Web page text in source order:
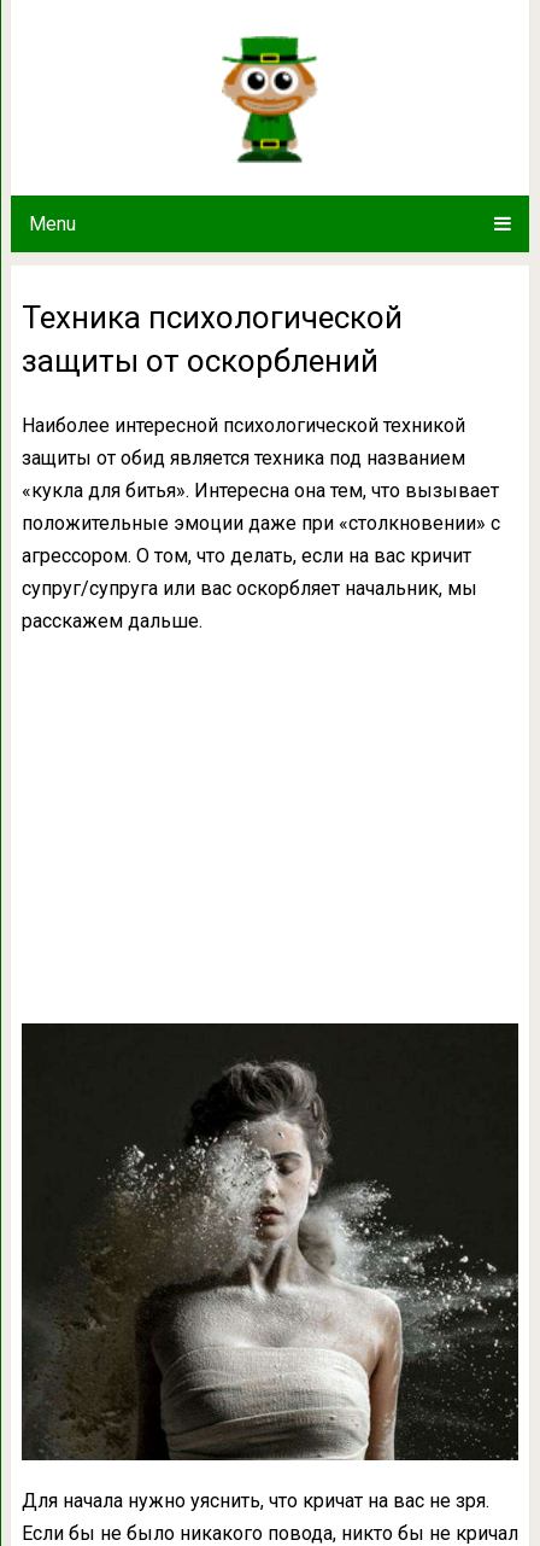
Menu
Техника психологической
Техника психологической
защиты от оскорблений
Наиболее интересной психологической техникой
защиты от обид является техника под названием
«кукла для битья». Интересна она тем, что вызывает
положительные эмоции даже при «столкновении» с
агрессором. О том, что делать, если на вас кричит
супруг/супруга или вас оскорбляет начальник, мы
расскажем дальше.
Для начала нужно уяснить, что кричат на вас не зря.
Если бы не было никакого повода, никто бы не кричал